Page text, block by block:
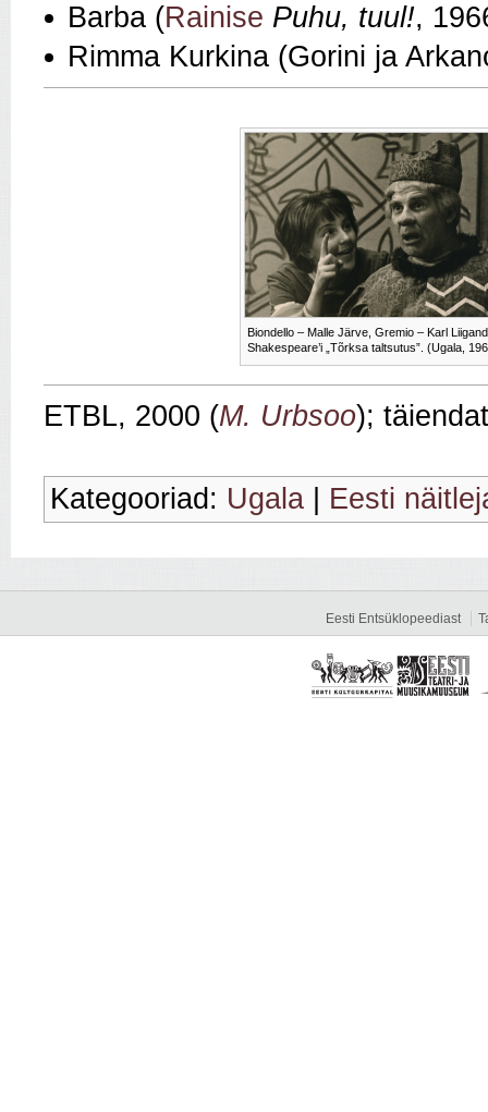
Barba (Rainise Puhu, tuul!,
Rimma Kurkina (Gorini ja
Biondello – Malle Järve, Gremio – Karl
Shakespeare’i „Tõrksa taltsutus”. (Ugala,
ETBL, 2000 (M. Urbsoo);
Kategooriad: Ugala Eesti
Eesti Entsüklopeediast